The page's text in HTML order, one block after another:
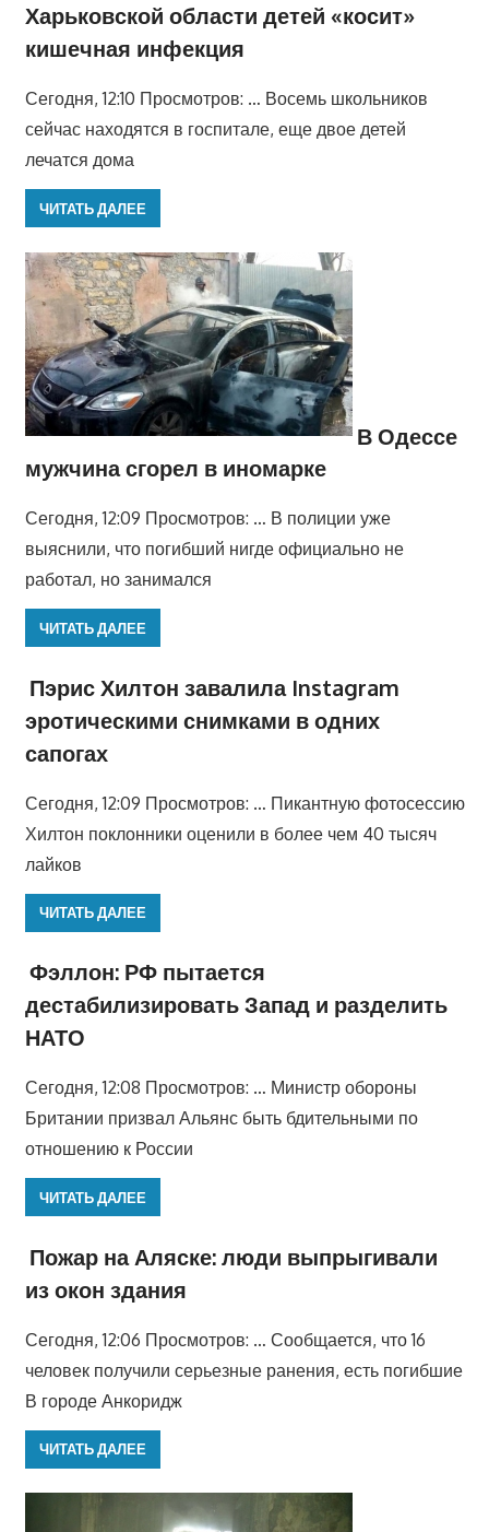
Харьковской области детей «косит»
кишечная инфекция
Сегодня, 12:10 Просмотров: … Восемь школьников
сейчас находятся в госпитале, еще двое детей
лечатся дома
ЧИТАТЬ ДАЛЕЕ
В Одессе
мужчина сгорел в иномарке
Сегодня, 12:09 Просмотров: … В полиции уже
выяснили, что погибший нигде официально не
работал, но занимался
ЧИТАТЬ ДАЛЕЕ
Пэрис Хилтон завалила Instagram
эротическими снимками в одних
сапогах
Сегодня, 12:09 Просмотров: … Пикантную фотосессию
Хилтон поклонники оценили в более чем 40 тысяч
лайков
ЧИТАТЬ ДАЛЕЕ
Фэллон: РФ пытается
дестабилизировать Запад и разделить
НАТО
Сегодня, 12:08 Просмотров: … Министр обороны
Британии призвал Альянс быть бдительными по
отношению к России
ЧИТАТЬ ДАЛЕЕ
Пожар на Аляске: люди выпрыгивали
из окон здания
Сегодня, 12:06 Просмотров: … Сообщается, что 16
человек получили серьезные ранения, есть погибшие
В городе Анкоридж
ЧИТАТЬ ДАЛЕЕ